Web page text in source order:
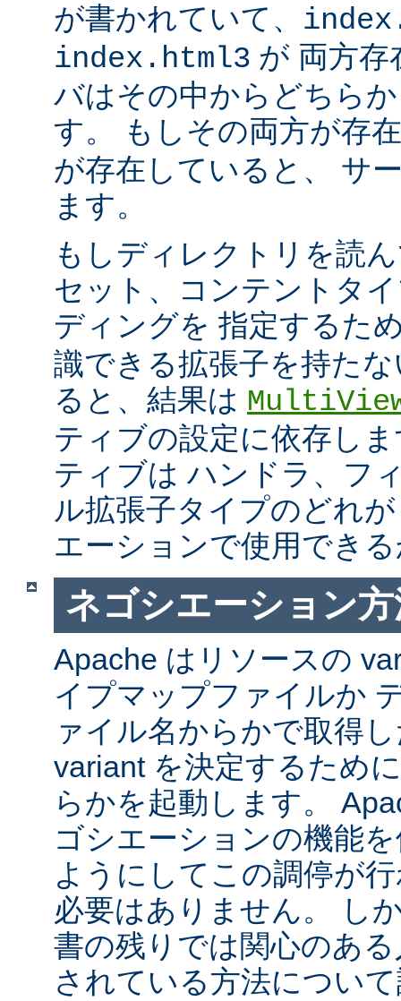
が書かれていて、
index.html3 が 両方存
バはその中からどちら
す。 もしその両方が存
が存在していると、 サ
ます。
もしディレクトリを読
セット、コンテントタ
ディングを 指定するた
識できる拡張子を持た
ると、結果は
ティブの設定に依存し
ティブは ハンドラ、フ
ル拡張子タイプのどれ
エーションで使用でき
ネゴシエーション方
Apache はリソースの
イプマップファイルか
ァイル名からかで取得
variant を決定するため
らかを起動します。
ゴシエーションの機能
ようにしてこの調停が
必要はありません。 し
書の残りでは関心のあ
されている方法につい